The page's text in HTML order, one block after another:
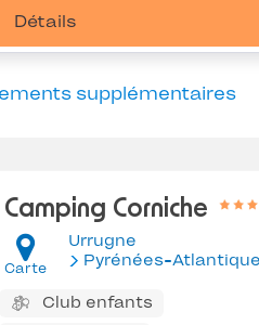
Détails
supplémentaires
Camping Corniche
Carte
Urrugne
Pyrénées-
Club enfants